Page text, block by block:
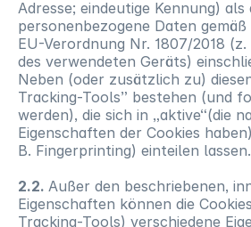
Adresse; eindeutige Kennung)
personenbezogene Daten
EU-Verordnung Nr. 1807/2018
des verwendeten Geräts)
Neben (oder zusätzlich zu)
Tracking-Tools” bestehen (und
werden), die sich in „aktive“(die
Eigenschaften der Cookies
B. Fingerprinting) einteilen lassen.
2.2. Außer den beschriebenen,
Eigenschaften können die
Tracking-Tools) verschiedene